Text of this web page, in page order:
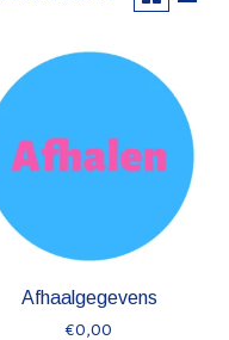
Afhaalgegevens
€0,00